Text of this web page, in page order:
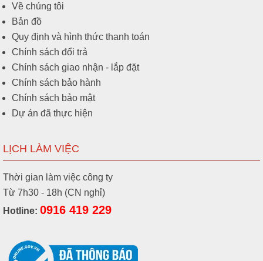
Về chúng tôi
Bản đồ
Quy định và hình thức thanh toán
Chính sách đổi trả
Chính sách giao nhận - lắp đặt
Chính sách bảo hành
Chính sách bảo mật
Dự án đã thực hiện
LỊCH LÀM VIỆC
Thời gian làm việc công ty
Từ 7h30 - 18h (CN nghỉ)
Hotline: 0916 419 229